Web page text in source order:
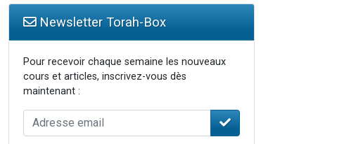
Newsletter Torah-Box
Pour recevoir chaque semaine les nouveaux
cours et articles, inscrivez-vous dès
maintenant :